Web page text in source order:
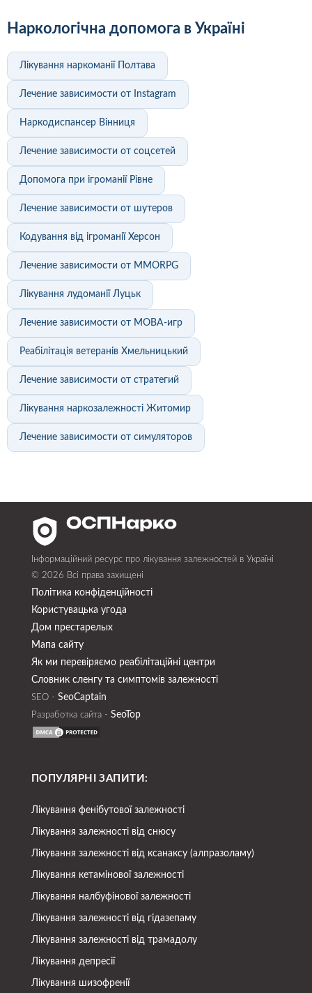
Наркологічна допомога в Україні
Лікування наркоманії Полтава
Лечение зависимости от Instagram
Наркодиспансер Вінниця
Лечение зависимости от соцсетей
Допомога при ігроманії Рівне
Лечение зависимости от шутеров
Кодування від ігроманії Херсон
Лечение зависимости от MMORPG
Лікування лудоманії Луцьк
Лечение зависимости от MOBA-игр
Реабілітація ветеранів Хмельницький
Лечение зависимости от стратегий
Лікування наркозалежності Житомир
Лечение зависимости от симуляторов
Інформаційний ресурс про лікування залежностей в Україні
© 2026 Всі права захищені
Політика конфіденційності
Користувацька угода
Дом престарелых
Мапа сайту
Як ми перевіряємо реабілітаційні центри
Словник сленгу та симптомів залежності
SEO - SeoСaptain
Разработка сайта - SeoTop
ПОПУЛЯРНІ ЗАПИТИ:
Лікування фенібутової залежності
Лікування залежності від снюсу
Лікування залежності від ксанаксу (алпразоламу)
Лікування кетамінової залежності
Лікування налбуфінової залежності
Лікування залежності від гідазепаму
Лікування залежності від трамадолу
Лікування депресії
Лікування шизофренії